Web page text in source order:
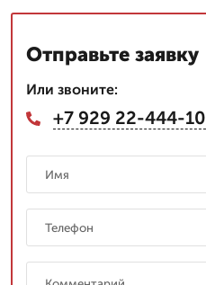
Отправьте заявку
Или звоните:
+7 929 22-444-10